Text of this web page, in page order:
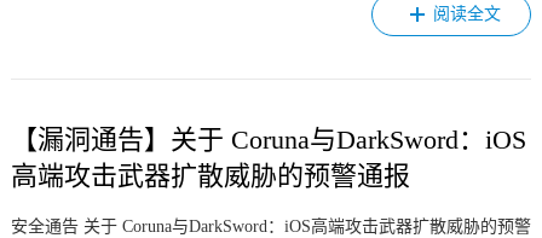
阅读全文
【漏洞通告】关于 Coruna与DarkSword：iOS
高端攻击武器扩散威胁的预警通报
安全通告 关于 Coruna与DarkSword：iOS高端攻击武器扩散威胁的预警